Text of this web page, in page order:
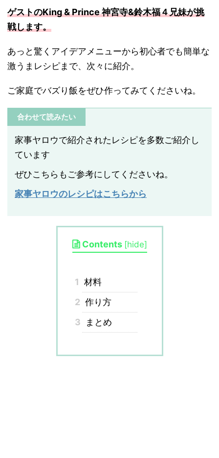
ゲストのKing & Prince 神宮寺&鈴木福４兄妹が挑
戦します。
あっと驚くアイデアメニューから初心者でも簡単な
激うまレシピまで、次々に紹介。
ご家庭でバズり飯をぜひ作ってみてくださいね。
合わせて読みたい
家事ヤロウで紹介されたレシピを多数ご紹介し
ています
ぜひこちらもご参考にしてくださいね。
家事ヤロウのレシピはこちらから
Contents [hide]
1 材料
2 作り方
3
まとめ